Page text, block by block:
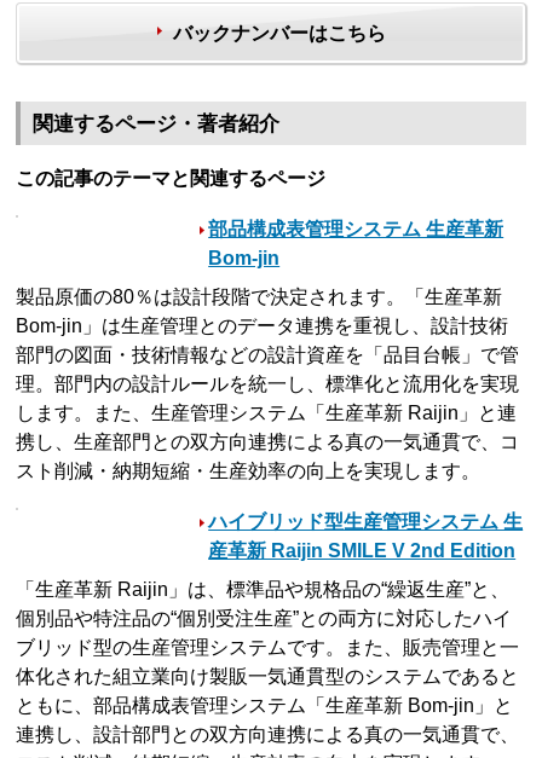
バックナンバーはこちら
関連するページ・著者紹介
この記事のテーマと関連するページ
部品構成表管理システム 生産革新
Bom-jin
製品原価の80％は設計段階で決定されます。「生産革新
Bom-jin」は生産管理とのデータ連携を重視し、設計技術
部門の図面・技術情報などの設計資産を「品目台帳」で管
理。部門内の設計ルールを統一し、標準化と流用化を実現
します。また、生産管理システム「生産革新 Raijin」と連
携し、生産部門との双方向連携による真の一気通貫で、コ
スト削減・納期短縮・生産効率の向上を実現します。
ハイブリッド型生産管理システム 生
産革新 Raijin SMILE V 2nd Edition
「生産革新 Raijin」は、標準品や規格品の“繰返生産”と、
個別品や特注品の“個別受注生産”との両方に対応したハイ
ブリッド型の生産管理システムです。また、販売管理と一
体化された組立業向け製販一気通貫型のシステムであると
ともに、部品構成表管理システム「生産革新 Bom-jin」と
連携し、設計部門との双方向連携による真の一気通貫で、